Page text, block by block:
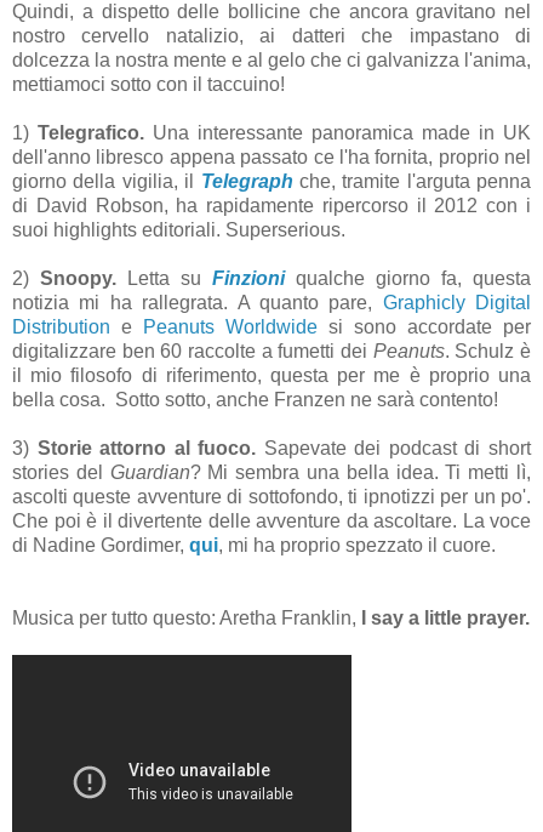
Quindi, a dispetto delle bollicine che ancora gravitano nel
nostro cervello natalizio, ai datteri che impastano di
dolcezza la nostra mente e al gelo che ci galvanizza l'anima,
mettiamoci sotto con il taccuino!
1) Telegrafico. Una interessante panoramica made in UK
dell'anno libresco appena passato ce l'ha fornita, proprio nel
giorno della vigilia, il Telegraph che, tramite l'arguta penna
di David Robson, ha rapidamente ripercorso il 2012 con i
suoi highlights editoriali. Superserious.
2) Snoopy. Letta su Finzioniqualche giorno fa, questa
notizia mi ha rallegrata. A quanto pare, Graphicly Digital
Distribution e Peanuts Worldwide si sono accordate per
digitalizzare ben 60 raccolte a fumetti dei Peanuts. Schulz è
il mio filosofo di riferimento, questa per me è proprio una
bella cosa. Sotto sotto, anche Franzen ne sarà contento!
3) Storie attorno al fuoco. Sapevate dei podcast di short
stories del Guardian? Mi sembra una bella idea. Ti metti lì,
ascolti queste avventure di sottofondo, ti ipnotizzi per un po'.
Che poi è il divertente delle avventure da ascoltare. La voce
di Nadine Gordimer, qui, mi ha proprio spezzato il cuore.
Musica per tutto questo: Aretha Franklin, I say a little prayer.